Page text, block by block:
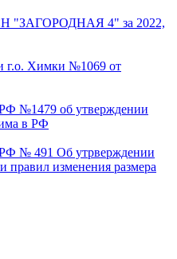
"ЗАГОРОДНАЯ 4" за 2022,
г.о. Химки №1069 от
№1479 об утверждении
в РФ
РФ № 491 Об утрверждении
изменения размера